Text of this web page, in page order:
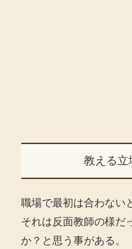
教える立
職場で最初は合わない
それは反面教師の様だ
か？と思う事がある。